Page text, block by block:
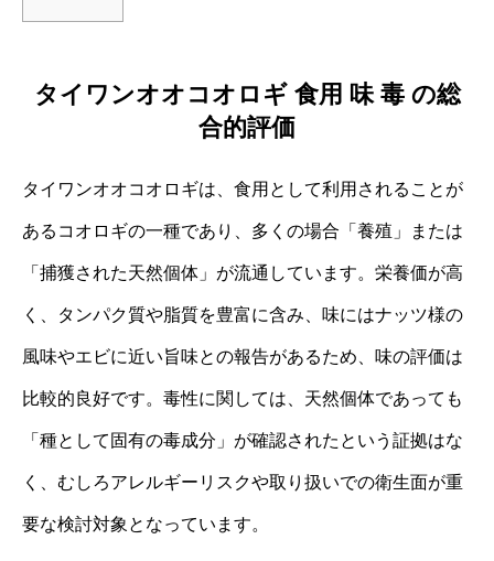
タイワンオオコオロギ 食用 味 毒 の総
合的評価
タイワンオオコオロギは、食用として利用されることが
あるコオロギの一種であり、多くの場合「養殖」または
「捕獲された天然個体」が流通しています。栄養価が高
く、タンパク質や脂質を豊富に含み、味にはナッツ様の
風味やエビに近い旨味との報告があるため、味の評価は
比較的良好です。毒性に関しては、天然個体であっても
「種として固有の毒成分」が確認されたという証拠はな
く、むしろアレルギーリスクや取り扱いでの衛生面が重
要な検討対象となっています。